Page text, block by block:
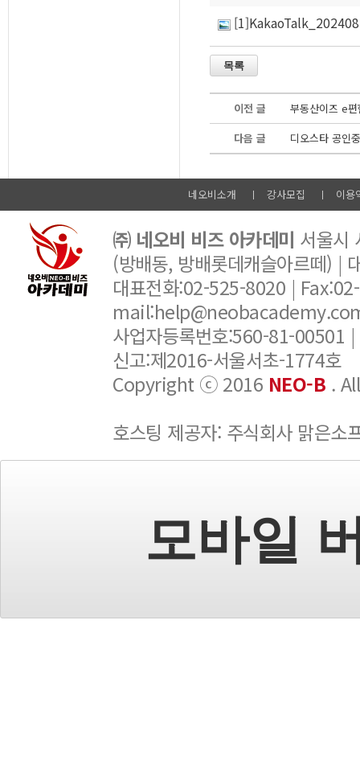
이전 글
부동산이즈 e
다음 글
디오스타 공인
네오비소개 강사모집 이용
㈜ 네오비 비즈 아카데미 서울시
(방배동, 방배롯데캐슬아르떼) |
대표전화:02-525-8020 |
사업자등록번호:560-81-00501
신고:제2016-서울서초-1774호
Copyright ⓒ 2016 NEO-B .
호스팅 제공자: 주식회사 맑은소
모바일